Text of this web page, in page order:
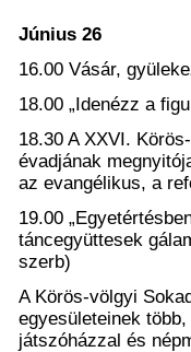
Június 26
16.00 Vásár,
18.00 „Idenézz a
18.30 A XXVI.
évadjának
az evangélikus, a
19.00
táncegyüttesek
szerb)
A Körös-völgyi
egyesületeinek
játszóházzal és